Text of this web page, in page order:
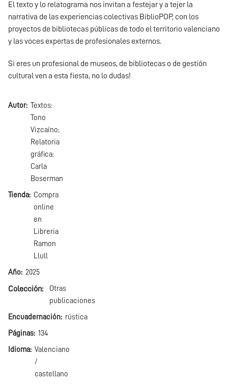
El texto y lo relatograma nos invitan a festejar y a tejer la
narrativa de las experiencias colectivas BiblioPOP, con los
proyectos de bibliotecas públicas de todo el territorio valenciano
y las voces expertas de profesionales externos.
Si eres un profesional de museos, de bibliotecas o de gestión
cultural ven a esta fiesta, no lo dudas!
Autor
Textos:
Tono
Vizcaíno;
Relatoria
gráfica:
Carla
Boserman
Tienda
Compra
online
en
Libreria
Ramon
Llull
Año 2025
Colección
Otras
publicaciones
Encuadernación rústica
Páginas 134
Idioma Valenciano
/
castellano